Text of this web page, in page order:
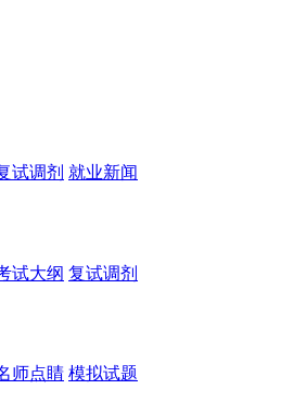
试调剂 就业新闻
试大纲 复试调剂
师点睛 模拟试题